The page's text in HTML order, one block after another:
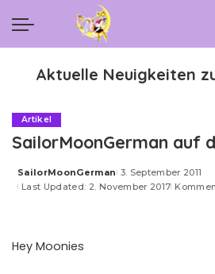
Aktuelle Neuigkeiten
Artikel
SailorMoonGerman auf
Posted
by
SailorMoonGerman 3. September 2011
Last Updated: 2. November 2017
Hey Moonies